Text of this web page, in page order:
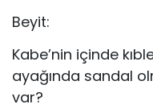
Beyit:
Kabe’nin içinde
ayağında sandal
var?